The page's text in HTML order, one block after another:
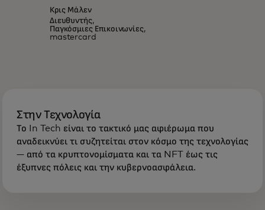
Κρις Μάλεν
Διευθυντής,
Παγκόσμιες Επικοινωνίες,
mastercard
Στην Τεχνολογία
Το In Tech είναι το τακτικό μας αφιέρωμα που
αναδεικνύει τι συζητείται στον κόσμο της τεχνολογίας
— από τα κρυπτονομίσματα και τα NFT έως τις
έξυπνες πόλεις και την κυβερνοασφάλεια.